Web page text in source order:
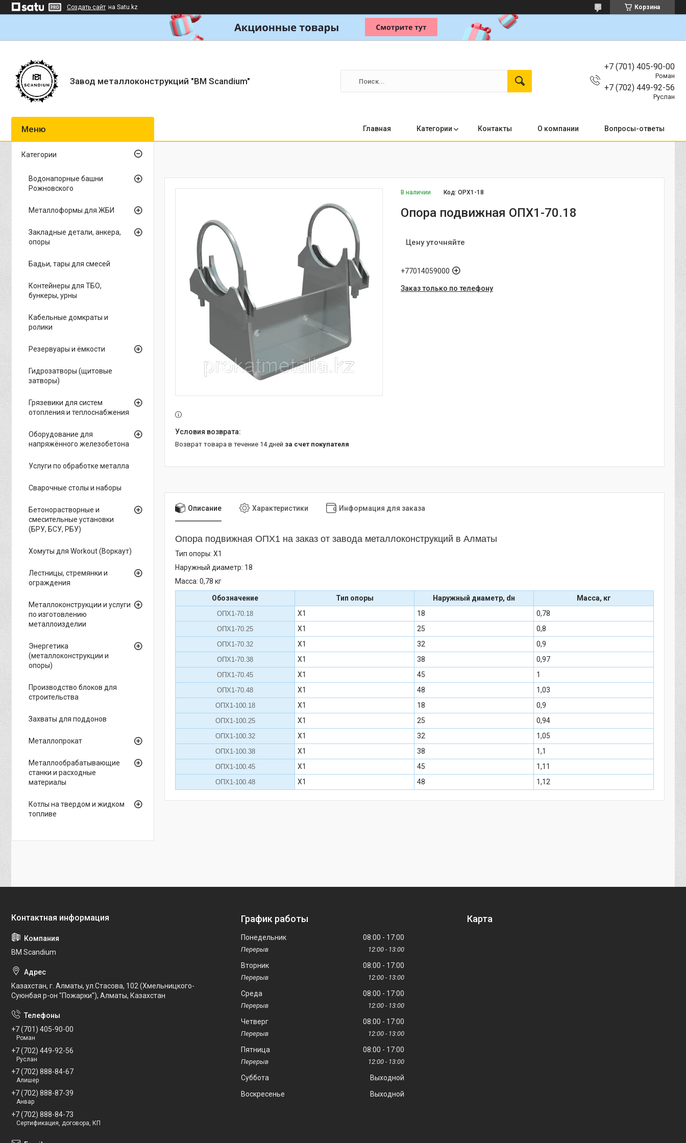
Создать сайт на Satu.kz Корзина
Завод металлоконструкций "BM Scandium"
+7 (701) 405-90-00
Роман
+7 (702) 449-92-56
Руслан
Главная Категории Контакты О компании Вопросы-ответы
В наличии Код:OPX1-18
Опора подвижная ОПХ1-70.18
Цену уточняйте
+77014059000
Заказ только по телефону
возврат товара в течение 14 дней за счет покупателя
Описание Характеристики Информация для заказа
Опора подвижная ОПХ1 на заказ от завода металлоконструкций в Алматы
Тип опоры: Х1
Наружный диаметр: 18
Масса: 0,78 кг
Обозначение Тип опоры Наружный диаметр, dн Масса, кг
ОПХ1-70.18 Х1 18 0,78
ОПХ1-70.25 Х1 25 0,8
ОПХ1-70.32 Х1 32 0,9
ОПХ1-70.38 Х1 38 0,97
ОПХ1-70.45 Х1 45 1
ОПХ1-70.48 Х1 48 1,03
ОПХ1-100.18 Х1 18 0,9
ОПХ1-100.25 Х1 25 0,94
ОПХ1-100.32 Х1 32 1,05
ОПХ1-100.38 Х1 38 1,1
ОПХ1-100.45 Х1 45 1,11
ОПХ1-100.48 Х1 48 1,12
Категории
Водонапорные башни
Рожновского
Металлоформы для ЖБИ
Закладные детали, анкера,
опоры
Бадьи, тары для смесей
Контейнеры для ТБО,
бункеры, урны
Кабельные домкраты и
ролики
Резервуары и ёмкости
Гидрозатворы (щитовые
затворы)
Грязевики для систем
отопления и теплоснабжения
Оборудование для
напряжённого железобетона
Услуги по обработке металла
Сварочные столы и наборы
Бетонорастворные и
смесительные установки
(БРУ, БСУ, РБУ)
Хомуты для Workout (Воркаут)
Лестницы, стремянки и
ограждения
Металлоконструкции и услуги
по изготовлению
металлоизделии
Энергетика
(металлоконструкции и
опоры)
Производство блоков для
строительства
Захваты для поддонов
Металлопрокат
Металлообрабатывающие
станки и расходные
материалы
Котлы на твердом и жидком
топливе
BM Scandium
Казахстан, г. Алматы, ул.Стасова, 102 (Хмельницкого-
Суюнбая р-он "Пожарки"), Алматы, Казахстан
+7 (701) 405-90-00
Роман
+7 (702) 449-92-56
Руслан
+7 (702) 888-84-67
Алишер
+7 (702) 888-87-39
Анвар
+7 (702) 888-84-73
Сертификация, договора, КП
График работы
Понедельник 08:00 17:00
12:00 13:00
Вторник 08:00 17:00
12:00 13:00
Среда 08:00 17:00
12:00 13:00
Четверг 08:00 17:00
12:00 13:00
Пятница 08:00 17:00
12:00 13:00
Суббота
Выходной
Воскресенье
Выходной
Карта